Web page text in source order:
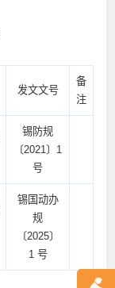
发文文号
备
注
锡防规
〔2021〕1
号
锡国动办
规
〔2025〕
1 号